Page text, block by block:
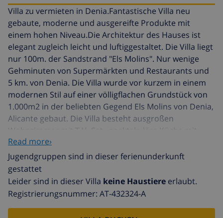
Villa zu vermieten in Denia.Fantastische Villa neu
gebaute, moderne und ausgereifte Produkte mit
einem hohen Niveau.Die Architektur des Hauses ist
elegant zugleich leicht und luftiggestaltet. Die Villa liegt
nur 100m. der Sandstrand "Els Molins". Nur wenige
Gehminuten von Supermärkten und Restaurants und
5 km. von Denia. Die Villa wurde vor kurzem in einem
modernen Stil auf einer völligflachen Grundstück von
1.000m2 in der beliebten Gegend Els Molins von Denia,
Alicante gebaut. Die Villa besteht ausgroßen
Geschirrspüler, Backofen, Kühlschrank,
Gefrierschrank, Mikrowelle, Kaffeemaschine,
Toaster...mit 5 moderne Schlafzimmer mit begehbaren
Kleiderschränken, 2 Badezimmer mit Dusche und
Badewanne und 3 Bäder mit Dusche. Die Villa verfügt
über eine Klimaanlage. Draußen gibt es Parkplatz für
mehrere Autos, Privatpool 8x4m. nierenförmig, Grill
Read more›
Jugendgruppen sind in dieser ferienunderkunft
gestattet
Leider sind in dieser Villa keine Haustiere erlaubt.
Registrierungsnummer: AT-432324-A